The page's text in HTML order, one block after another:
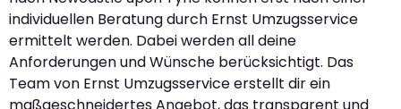
individuellen Beratung durch Ernst Umzugsservice
ermittelt werden. Dabei werden all deine
Anforderungen und Wünsche berücksichtigt. Das
Team von Ernst Umzugsservice erstellt dir ein
maßgeschneidertes Angebot, das transparent und